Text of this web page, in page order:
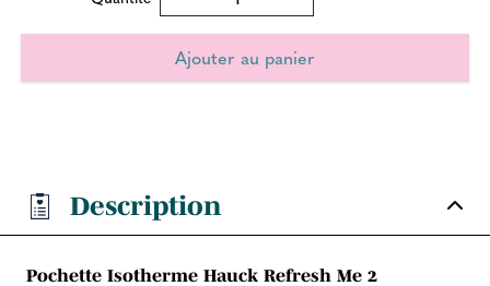
Description
Pochette Isotherme Hauck Refresh Me 2